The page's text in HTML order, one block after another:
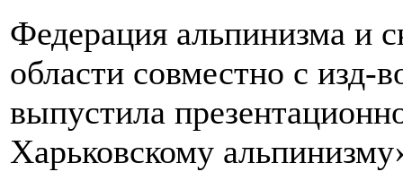
Федерация альпинизма и
области совместно с изд-
выпустила
Харьковскому